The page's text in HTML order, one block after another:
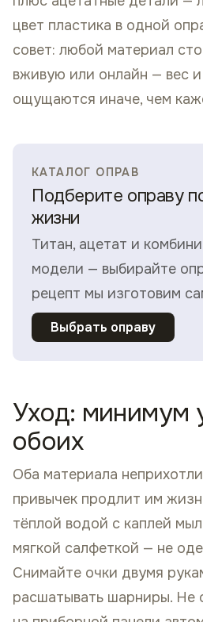
цвет пластика в одной
совет: любой материал
вживую или онлайн — вес
ощущаются иначе, чем
КАТАЛОГ ОПРАВ
Подберите оправу
жизни
Титан, ацетат и
модели — выбирайте
рецепт мы изготовим
Выбрать оправу
Уход: минимум
обоих
Оба материала
привычек продлит им
тёплой водой с каплей
мягкой салфеткой — не
Снимайте очки двумя
расшатывать шарниры. Не